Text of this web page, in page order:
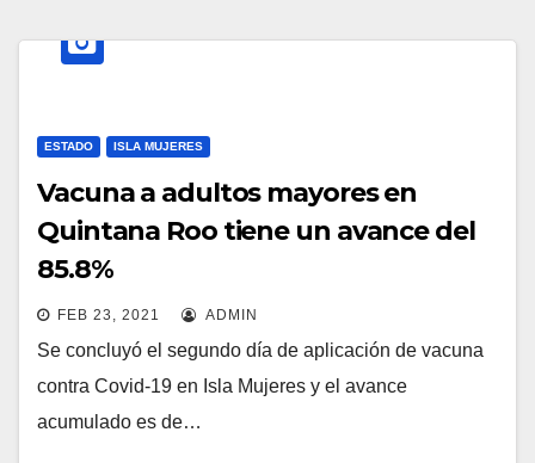
ESTADO ISLA MUJERES
Vacuna a adultos mayores en
Quintana Roo tiene un avance del
85.8%
FEB 23, 2021 ADMIN
Se concluyó el segundo día de aplicación de vacuna
contra Covid-19 en Isla Mujeres y el avance
acumulado es de…